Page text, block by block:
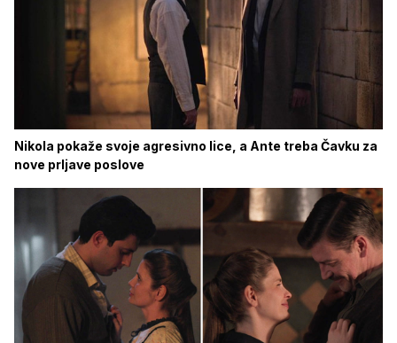
Nikola pokaže svoje agresivno lice, a Ante treba Čavku za
nove prljave poslove